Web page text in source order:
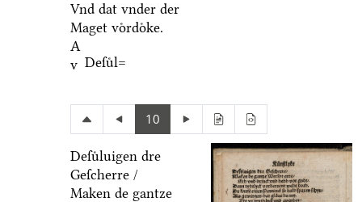
Vnd dat vnder der
Maget voͤrdoͤke.
A
v Deſuͤl=
10
Deſuͤluigen dre
Geſcherre /
Maken de gantze